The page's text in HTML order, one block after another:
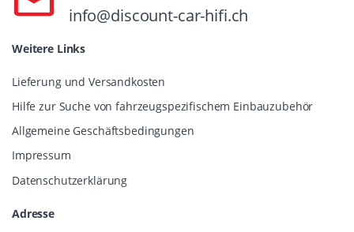
info@discount-car-hifi.ch
Weitere Links
Lieferung und Versandkosten
Hilfe zur Suche von fahrzeugspezifischem Einbauzubehör
Allgemeine Geschäftsbedingungen
Impressum
Datenschutzerklärung
Adresse